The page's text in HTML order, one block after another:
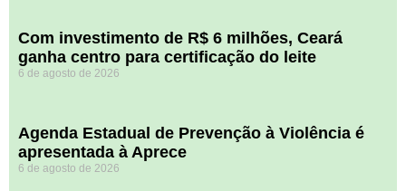
Com investimento de R$ 6 milhões, Ceará
ganha centro para certificação do leite
6 de agosto de 2026
Agenda Estadual de Prevenção à Violência é
apresentada à Aprece
6 de agosto de 2026